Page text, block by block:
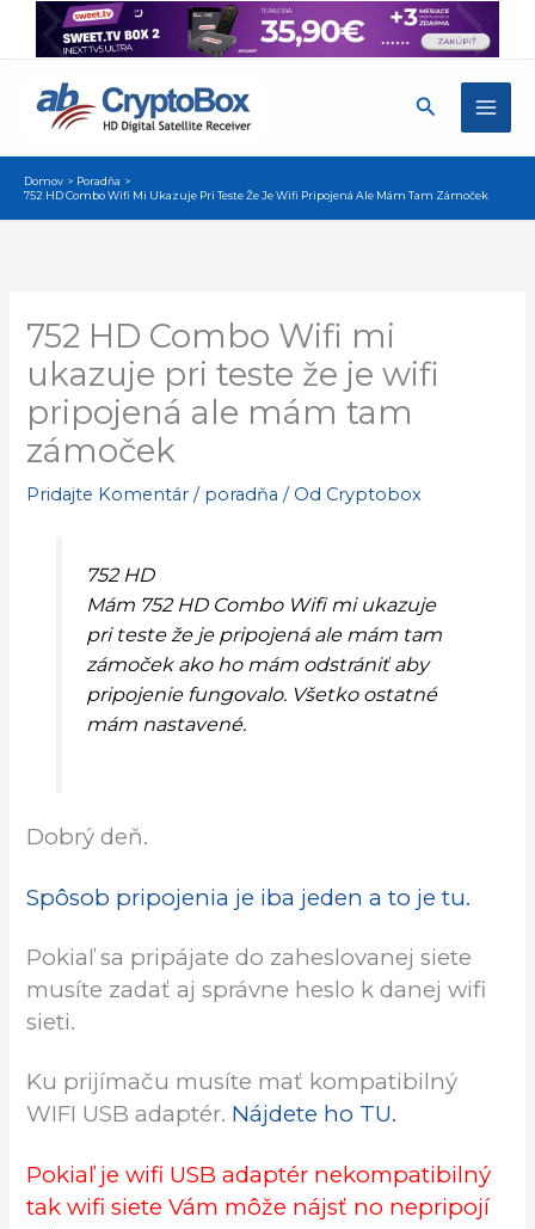
Preskočiť
Hľadať
Domov
Poradňa
752 HD Combo Wifi Mi Ukazuje Pri Teste Že Je Wifi Pripojená Ale Mám Tam Zámoček
752 HD Combo Wifi mi
ukazuje pri teste že je wifi
pripojená ale mám tam
zámoček
Pridajte Komentár / poradňa / Od Cryptobox
752 HD
Mám 752 HD Combo Wifi mi ukazuje
pri teste že je pripojená ale mám tam
zámoček ako ho mám odstrániť aby
pripojenie fungovalo. Všetko ostatné
mám nastavené.
Dobrý deň.
Spôsob pripojenia je iba jeden a to je tu.
Pokiaľ sa pripájate do zaheslovanej siete
musíte zadať aj správne heslo k danej wifi
sieti.
Ku prijímaču musíte mať kompatibilný
WIFI USB adaptér. Nájdete ho TU.
Pokiaľ je wifi USB adaptér nekompatibilný
tak wifi siete Vám môže nájsť no nepripojí